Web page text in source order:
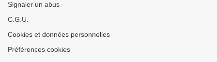
Signaler un abus
C.G.U.
Cookies et données personnelles
Préférences cookies